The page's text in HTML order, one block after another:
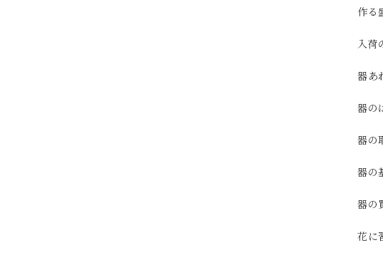
作る
入荷
器あ
器の
器の
器の
器の
花に